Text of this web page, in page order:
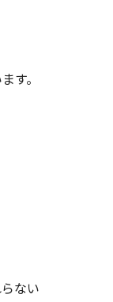
す。
ない